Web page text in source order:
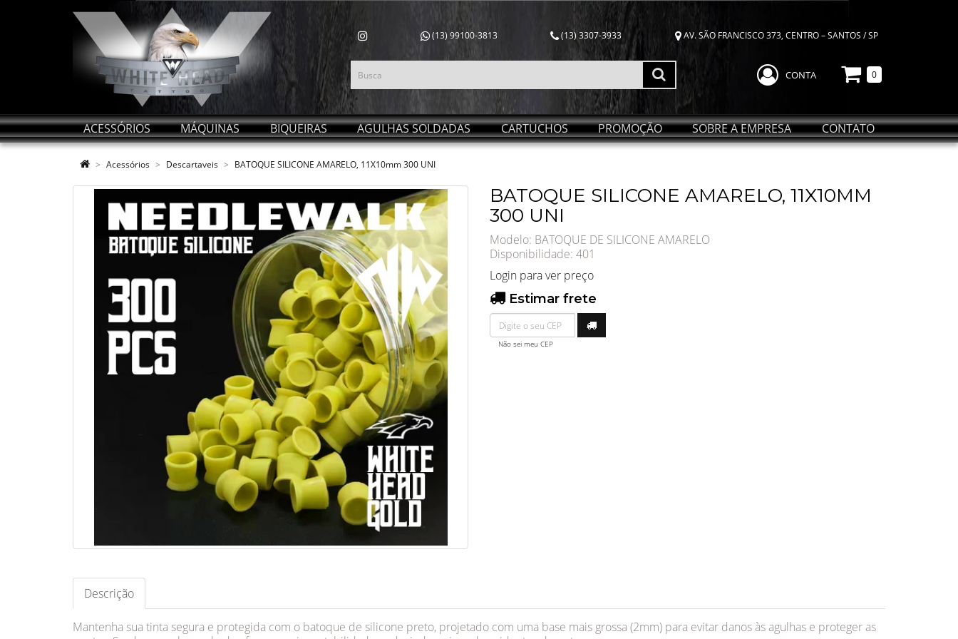
(13) 99100-3813 (13) 3307-3933 AV. SÃO FRANCISCO 373, CENTRO – SANTOS / SP
CONTA 0
ACESSÓRIOS MÁQUINAS BIQUEIRAS AGULHAS SOLDADAS CARTUCHOS PROMOÇÃO SOBRE A EMPRESA CONTATO
Acessórios Descartaveis BATOQUE SILICONE AMARELO, 11X10mm 300 UNI
BATOQUE SILICONE AMARELO, 11X10MM
300 UNI
Modelo: BATOQUE DE SILICONE AMARELO
Disponibilidade: 401
Login para ver preço
Estimar frete
Não sei meu CEP
Descrição
Mantenha sua tinta segura e protegida com o batoque de silicone preto, projetado com uma base mais grossa (2mm) para evitar danos às agulhas e proteger as